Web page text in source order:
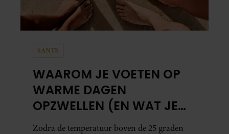
SANTE
WAAROM JE VOETEN OP
WARME DAGEN
OPZWELLEN (EN WAT JE
ERAAN KUNT DOEN)
Zodra de temperatuur boven de 25 graden